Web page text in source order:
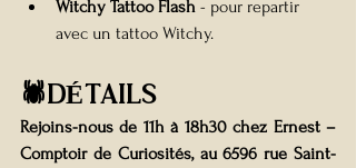
Witchy Tattoo Flash - pour repartir
avec un tattoo Witchy.
🕷️DÉTAILS
Rejoins-nous de 11h à 18h30 chez Ernest –
Comptoir de Curiosités, au 6596 rue Saint-